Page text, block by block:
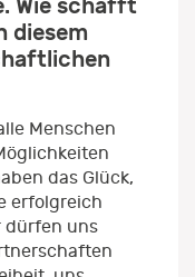
Wie schafft
diesem
Menschen
das Glück,
erfolgreich
dürfen uns